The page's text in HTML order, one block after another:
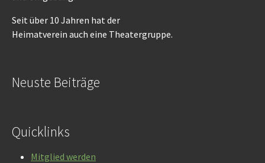
Seit über 10 Jahren hat der
Heimatverein auch eine Theatergruppe.
Neuste Beiträge
Quicklinks
Mitglied werden